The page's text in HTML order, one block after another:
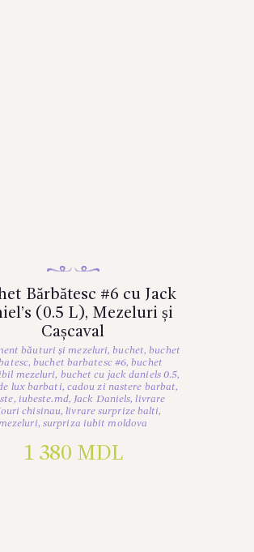
Bărbătesc #6 cu Jack
(0.5 L), Mezeluri și
Cașcaval
băuturi și mezeluri,buchet,buchet
,buchet barbatesc #6,buchet
mezeluri, buchet cu jack daniels 0.5,
lux barbati, cadou zi nastere barbat,
, iubeste.md, Jack Daniels,livrare
chisinau,livrare surprize balti,
, surpriza iubit moldova
1 380 MDL